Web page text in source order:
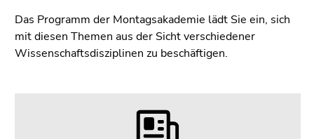
Das Programm der Montagsakademie lädt Sie ein, sich
mit diesen Themen aus der Sicht verschiedener
Wissenschaftsdisziplinen zu beschäftigen.